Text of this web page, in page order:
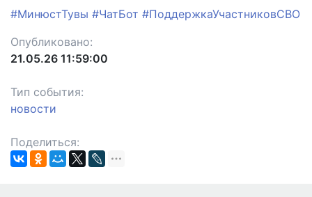
#МинюстТувы #ЧатБот #ПоддержкаУчастниковСВО
Опубликовано:
21.05.26 11:59:00
Тип события:
новости
Поделиться: